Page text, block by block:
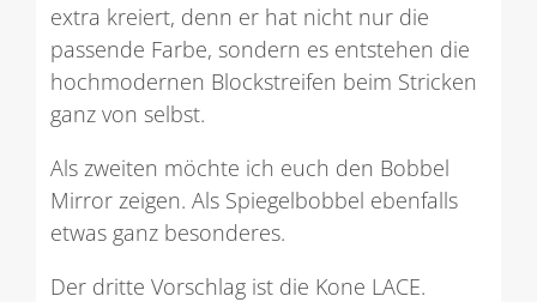
extra kreiert, denn er hat nicht nur die
passende Farbe, sondern es entstehen die
hochmodernen Blockstreifen beim Stricken
ganz von selbst.
Als zweiten möchte ich euch den Bobbel
Mirror zeigen. Als Spiegelbobbel ebenfalls
etwas ganz besonderes.
Der dritte Vorschlag ist die Kone LACE.